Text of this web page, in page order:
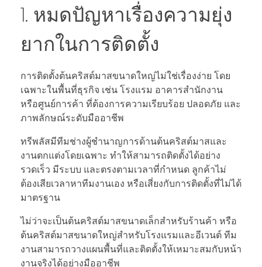
1. หมดปัญหาเรื่องความยุ่ง
ยากในการติดตั้ง
การติดตั้งต้นคริสต์มาสขนาดใหญ่ไม่ใช่เรื่องง่าย โดย
เฉพาะในพื้นที่ธุรกิจ เช่น โรงแรม อาคารสำนักงาน
หรือศูนย์การค้า ที่ต้องการความเรียบร้อย ปลอดภัย และ
ภาพลักษณ์ระดับมืออาชีพ
ทรีพลัสมีทีมช่างผู้ชำนาญการด้านต้นคริสต์มาสและ
งานตกแต่งโดยเฉพาะ ทำให้สามารถติดตั้งได้อย่าง
รวดเร็ว มีระบบ และตรงตามเวลาที่กำหนด ลูกค้าไม่
ต้องเสียเวลาหาทีมงานเอง หรือเสี่ยงกับการติดตั้งที่ไม่ได้
มาตรฐาน
ไม่ว่าจะเป็นต้นคริสต์มาสขนาดเล็กสำหรับร้านค้า หรือ
ต้นคริสต์มาสขนาดใหญ่สำหรับโรงแรมและอีเวนต์ ทีม
งานสามารถวางแผนพื้นที่และติดตั้งให้เหมาะสมกับหน้า
งานจริงได้อย่างมืออาชีพ